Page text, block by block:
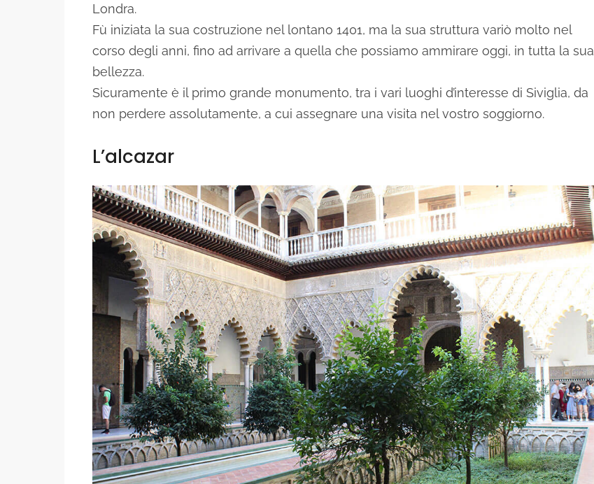
Londra.
Fù iniziata la sua costruzione nel lontano 1401, ma la sua struttura variò molto nel
corso degli anni, fino ad arrivare a quella che possiamo ammirare oggi, in tutta la sua
bellezza.
Sicuramente è il primo grande monumento, tra i vari luoghi d’interesse di Siviglia, da
non perdere assolutamente, a cui assegnare una visita nel vostro soggiorno.
L’alcazar